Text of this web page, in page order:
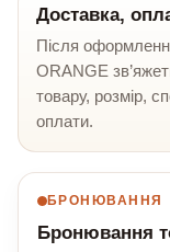
Доставка,
Після
ORANGE
товару, розмір,
оплати.
БРОНЮВАННЯ
Бронювання